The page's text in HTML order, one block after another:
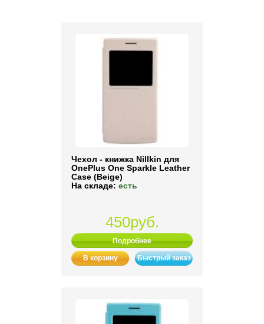
Чехол - книжка Nillkin для
OnePlus One Sparkle Leather
Case (Beige)
На складе: есть
450руб.
Подробнее
В корзину Быстрый заказ